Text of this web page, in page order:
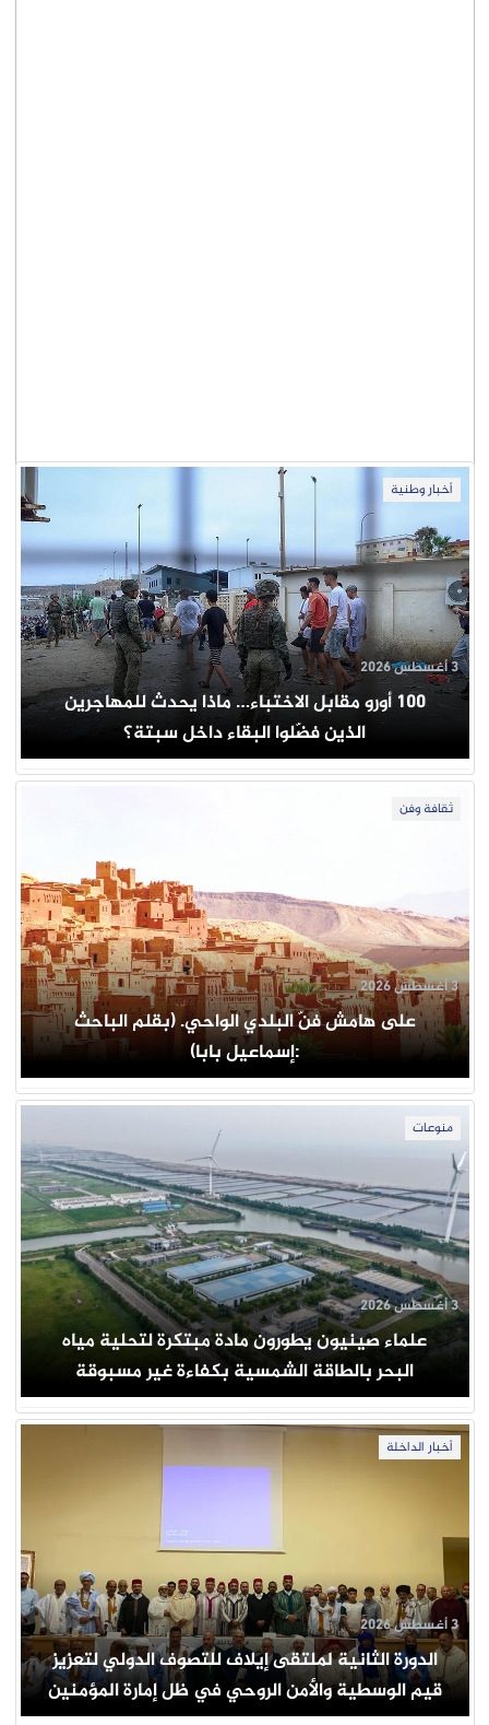
أخبار وطنية
100 أورو مقابل الاختباء… ماذا يحدث للمهاجرين
الذين فضّلوا البقاء داخل سبتة؟
3 أغسطس 2026
ثقافة وفن
على هامش فنّ البلدي الواحي. (بقلم الباحث
:إسماعيل بابا)
3 أغسطس 2026
منوعات
علماء صينيون يطورون مادة مبتكرة لتحلية مياه
البحر بالطاقة الشمسية بكفاءة غير مسبوقة
3 أغسطس 2026
أخبار الداخلة
الدورة الثانية لملتقى إيلاف للتصوف الدولي لتعزيز
قيم الوسطية والأمن الروحي في ظل إمارة المؤمنين
3 أغسطس 2026